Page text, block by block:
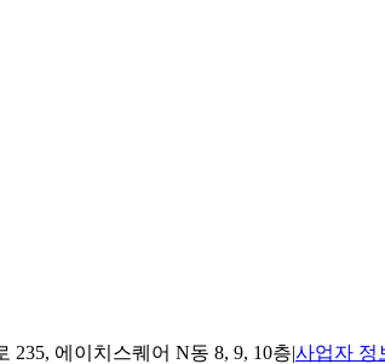
235, 에이치스퀘어 N동 8, 9, 10층|사업자 정